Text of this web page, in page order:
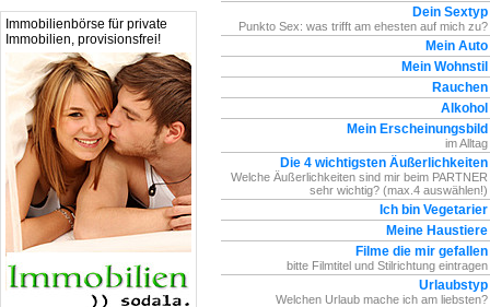
Immobilienbörse für private
Immobilien, provisionsfrei!
Dein Sextyp
Punkto Sex: was trifft am ehesten auf mich zu?
Mein Auto
Mein Wohnstil
Rauchen
Alkohol
Mein Erscheinungsbild
im Alltag
Die 4 wichtigsten Äußerlichkeiten
Welche Äußerlichkeiten sind mir beim PARTNER
sehr wichtig? (max.4 auswählen!)
Ich bin Vegetarier
Meine Haustiere
Filme die mir gefallen
bitte Filmtitel und Stilrichtung eintragen
Urlaubstyp
Welchen Urlaub mache ich am liebsten?